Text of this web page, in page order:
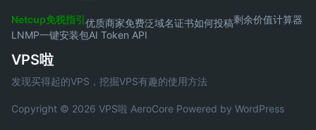
Netcup免税指引优质商家免费泛域名证书如何投稿剩余价值计算器
LNMP一键安装包AI Token API
VPS啦
发现买得起的VPS，挖掘VPS有趣的使用方法
Copyright © 2026 VPS啦 AeroCore Powered by WordPress